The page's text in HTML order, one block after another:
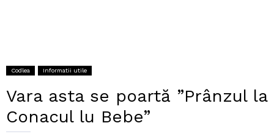
Codlea Informatii utile
Vara asta se poartă ”Prânzul la
Conacul lu Bebe”